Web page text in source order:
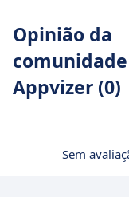
Opinião da
comunidade
Appvizer (0)
Sem